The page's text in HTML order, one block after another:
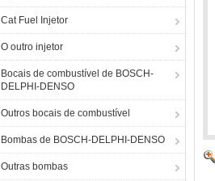
Cat Fuel Injetor
O outro injetor
Bocais de combustível de BOSCH-
DELPHI-DENSO
Outros bocais de combustível
Bombas de BOSCH-DELPHI-DENSO
Outras bombas